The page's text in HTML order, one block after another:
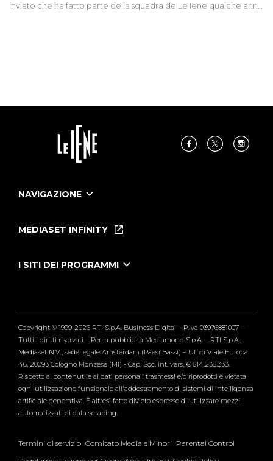
inviato che ha fatto parte della squadra de Le Iene qualche anno
NAVIGAZIONE
Le Iene Presentano Inside
Tutti i servizi
MEDIASET INFINITY
I SITI DEI PROGRAMMI
Verissimo
Copyright © 1999-2026 RTI S.p.A. Business Digital – P.Iva 03976881007 –
Tutti i diritti riservati – Per la pubblicità Mediamond S.p.A. – RTI S.p.A.,
Mediaset N.V., sede legale Amsterdam (Paesi Bassi) – Uffici Viale Europa
46, 20093 Cologno Monzese (MI) - Cap. Soc. int. vers. € 614.238.333.
Rispetto ai contenuti e ai dati personali trasmessi e/o riprodotti è vietata
ogni utilizzazione funzionale all'addestramento di sistemi di intelligenza
artificiale generativa. È altresì fatto divieto espresso di utilizzare mezzi
automatizzati di data scraping.
Termini di servizio Comitato Media e Minori Parental Control